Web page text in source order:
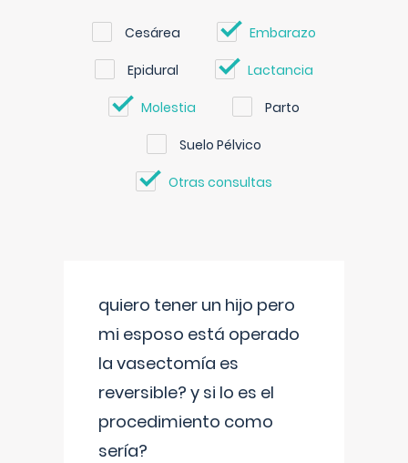
Cesárea Embarazo
Epidural Lactancia
Molestia Parto
Suelo Pélvico
Otras consultas
quiero tener un hijo pero
mi esposo está operado
la vasectomía es
reversible? y si lo es el
procedimiento como
sería?